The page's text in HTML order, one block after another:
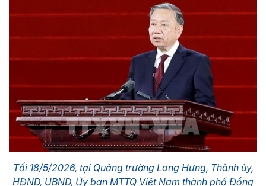
Tối 18/5/2026, tại Quảng trường Long Hưng, Thành ủy,
HĐND, UBND, Ủy ban MTTQ Việt Nam thành phố Đồng